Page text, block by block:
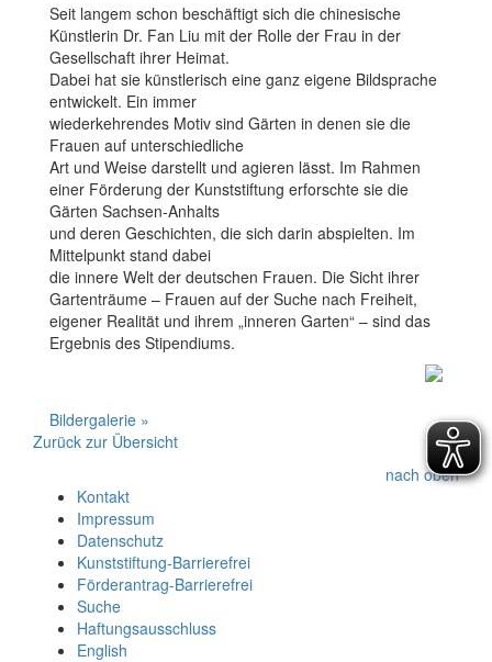
Seit langem schon beschäftigt sich die chinesische
Künstlerin Dr. Fan Liu mit der Rolle der Frau in der
Gesellschaft ihrer Heimat.
Dabei hat sie künstlerisch eine ganz eigene Bildsprache
entwickelt. Ein immer
wiederkehrendes Motiv sind Gärten in denen sie die
Frauen auf unterschiedliche
Art und Weise darstellt und agieren lässt. Im Rahmen
einer Förderung der Kunststiftung erforschte sie die
Gärten Sachsen-Anhalts
und deren Geschichten, die sich darin abspielten. Im
Mittelpunkt stand dabei
die innere Welt der deutschen Frauen. Die Sicht ihrer
Gartenträume – Frauen auf der Suche nach Freiheit,
eigener Realität und ihrem „inneren Garten“ – sind das
Ergebnis des Stipendiums.
Bildergalerie »
Zurück zur Übersicht
nach oben
Kontakt
Impressum
Datenschutz
Kunststiftung-Barrierefrei
Förderantrag-Barrierefrei
Suche
Haftungsausschluss
English